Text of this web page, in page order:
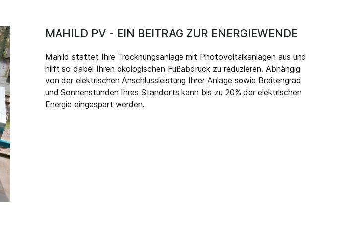
MAHILD PV - EIN BEITRAG ZUR ENERGIEWENDE
Mahild stattet Ihre Trocknungsanlage mit Photovoltaikanlagen aus und
hilft so dabei Ihren ökologischen Fußabdruck zu reduzieren. Abhängig
von der elektrischen Anschlussleistung Ihrer Anlage sowie Breitengrad
und Sonnenstunden Ihres Standorts kann bis zu 20% der elektrischen
Energie eingespart werden.